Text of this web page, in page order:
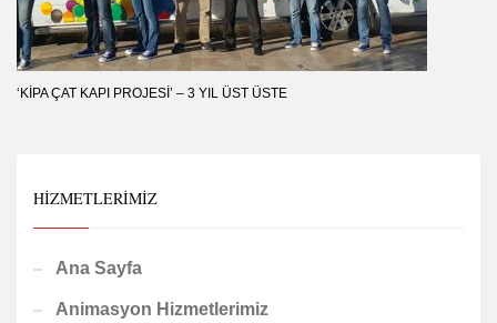
‘KIPA ÇAT KAPI PROJESI’ – 3 YIL ÜST ÜSTE
HIZMETLERIMIZ
Ana Sayfa
Animasyon Hizmetlerimiz